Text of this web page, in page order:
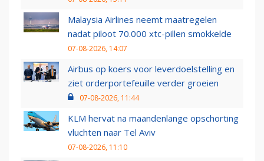
Malaysia Airlines neemt maatregelen
nadat piloot 70.000 xtc-pillen smokkelde
07-08-2026, 14:07
Airbus op koers voor leverdoelstelling en
ziet orderportefeuille verder groeien
07-08-2026, 11:44
KLM hervat na maandenlange opschorting
vluchten naar Tel Aviv
07-08-2026, 11:10